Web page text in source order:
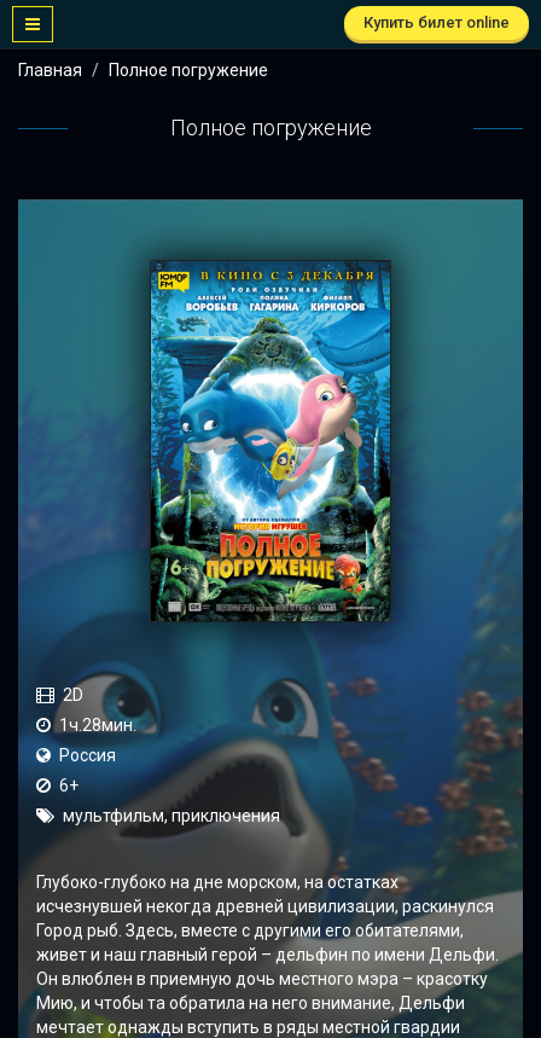
Купить билет online
Главная Полное погружение
Полное погружение
2D
1ч.28мин.
Россия
6+
мультфильм, приключения
Глубоко-глубоко на дне морском, на остатках
исчезнувшей некогда древней цивилизации, раскинулся
Город рыб. Здесь, вместе с другими его обитателями,
живет и наш главный герой – дельфин по имени Дельфи.
Он влюблен в приемную дочь местного мэра – красотку
Мию, и чтобы та обратила на него внимание, Дельфи
мечтает однажды вступить в ряды местной гвардии